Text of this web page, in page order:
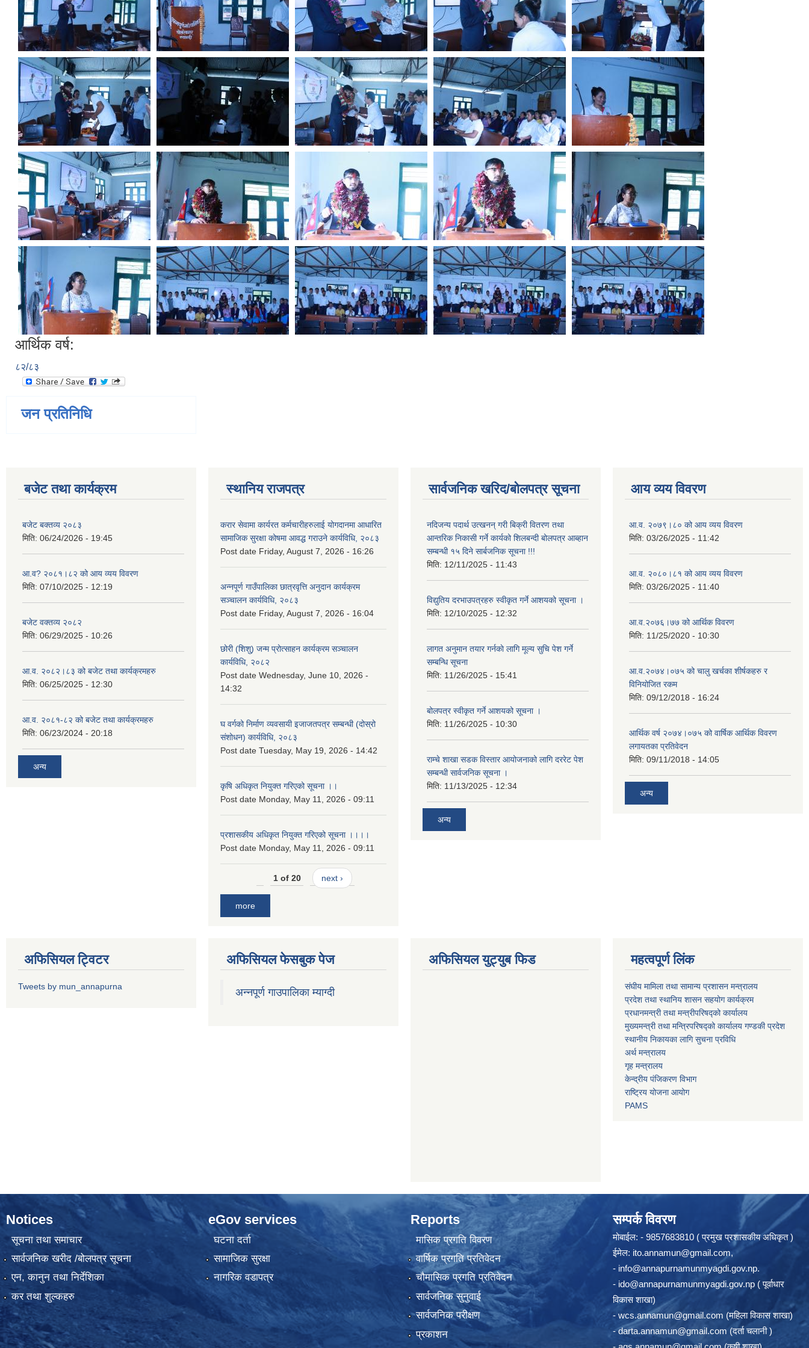
आर्थिक वर्ष:
८२/८३
जन प्रतिनिधि
बजेट तथा कार्यक्रम
बजेट बक्तव्य २०८३
मिति: 06/24/2026 - 19:45
आ.व? २०८१।८२ को आय व्यय विवरण
मिति: 07/10/2025 - 12:19
बजेट वक्तव्य २०८२
मिति: 06/29/2025 - 10:26
आ.व. २०८२।८३ को बजेट तथा कार्यक्रमहरु
मिति: 06/25/2025 - 12:30
आ.व. २०८१-८२ को बजेट तथा कार्यक्रमहरु
मिति: 06/23/2024 - 20:18
अन्य
स्थानिय राजपत्र
करार सेवामा कार्यरत कर्मचारीहरुलाई योगदानमा आधारित
सामाजिक सुरक्षा कोषमा आवद्ध गराउने कार्यविधि, २०८३
Post date Friday, August 7, 2026 - 16:26
अन्नपूर्ण गाउँपालिका छात्रवृत्ति अनुदान कार्यक्रम
सञ्चालन कार्यविधि, २०८३
Post date Friday, August 7, 2026 - 16:04
छोरी (शिशु) जन्म प्रोत्साहन कार्यक्रम सञ्चालन
कार्यविधि, २०८२
Post date Wednesday, June 10, 2026 -
14:32
घ वर्गको निर्माण व्यवसायी इजाजतपत्र सम्बन्धी (दोस्रो
संशोधन) कार्यविधि, २०८३
Post date Tuesday, May 19, 2026 - 14:42
कृषि अधिकृत नियुक्त गरिएको सूचना ।।
Post date Monday, May 11, 2026 - 09:11
प्रशासकीय अधिकृत नियुक्त गरिएको सूचना ।।।।
Post date Monday, May 11, 2026 - 09:11
1 of 20 next ›
more
सार्वजनिक खरिद/बोलपत्र सूचना
नदिजन्य पदार्थ उत्खनन् गरी बिक्री वितरण तथा
आन्तरिक निकासी गर्ने कार्यको शिलबन्दी बोलपत्र आब्हान
सम्बन्धी १५ दिने सार्बजनिक सूचना !!!
मिति: 12/11/2025 - 11:43
विद्युतिय दरभाउपत्रहरु स्वीकृत गर्ने आशयको सूचना ।
मिति: 12/10/2025 - 12:32
लागत अनुमान तयार गर्नकाे लागि मूल्य सुचि पेश गर्ने
सम्बन्धि सूचना
मिति: 11/26/2025 - 15:41
बोलपत्र स्वीकृत गर्ने आशयको सूचना ।
मिति: 11/26/2025 - 10:30
राम्चे शाखा सडक विस्तार आयोजनाको लागि दररेट पेश
सम्बन्धी सार्वजनिक सूचना ।
मिति: 11/13/2025 - 12:34
अन्य
आय व्यय विवरण
आ.व. २०७९।८० को आय व्यय विवरण
मिति: 03/26/2025 - 11:42
आ.व. २०८०।८१ को आय व्यय विवरण
मिति: 03/26/2025 - 11:40
आ.व.२०७६।७७ को आर्थिक विवरण
मिति: 11/25/2020 - 10:30
आ.व.२०७४।०७५ को चालु खर्चका शीर्षकहरु र
विनियोजित रकम
मिति: 09/12/2018 - 16:24
आर्थिक वर्ष २०७४।०७५ को वार्षिक आर्थिक विवरण
लगायतका प्रतिवेदन
मिति: 09/11/2018 - 14:05
अन्य
अफिसियल ट्विटर
Tweets by mun_annapurna
अफिसियल फेसबुक पेज
अन्नपूर्ण गाउपालिका म्याग्दी
अफिसियल युट्युब फिड महत्वपूर्ण लिंक
संघीय मामिला तथा सामान्य प्रशासन मन्त्रालय
प्रदेश तथा स्थानिय शासन सहयोग कार्यक्रम
प्रधानमन्त्री तथा मन्त्रीपरिषद्को कार्यालय
मुख्यमन्त्री तथा मन्त्रिपरिषद्को कार्यालय गण्डकी प्रदेश
स्थानीय निकायका लागि सुचना प्रविधि
अर्थ मन्त्रालय
गृह मन्त्रालय
केन्द्रीय पंजिकरण विभाग
राष्ट्रिय योजना आयोग
PAMS
Notices
सूचना तथा समाचार
सार्वजनिक खरीद /बोलपत्र सूचना
एन, कानुन तथा निर्देशिका
कर तथा शुल्कहरु
eGov services
घटना दर्ता
सामाजिक सुरक्षा
नागरिक वडापत्र
Reports
मासिक प्रगति विवरण
वार्षिक प्रगति प्रतिवेदन
चौमासिक प्रगति प्रतिवेदन
सार्वजनिक सुनुवाई
सार्वजनिक परीक्षण
प्रकाशन
सम्पर्क विवरण
मोबाईल: - 9857683810 ( प्रमुख प्रशासकीय अधिकृत )
ईमेल: ito.annamun@gmail.com,
- info@annapurnamunmyagdi.gov.np.
- ido@annapurnamunmyagdi.gov.np ( पूर्वाधार
विकास शाखा)
- wcs.annamun@gmail.com (महिला विकास शाखा)
-darta.annamun@gmail.com (दर्ता चलानी )